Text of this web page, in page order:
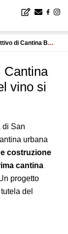
L'architettura del vino si veste di green
Cantina
vino si
di San
urbana
costruzione
cantina
progetto
del